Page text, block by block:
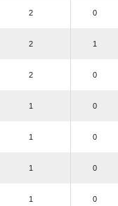
2 0
2 1
2 0
1 0
1 0
1 0
1 0